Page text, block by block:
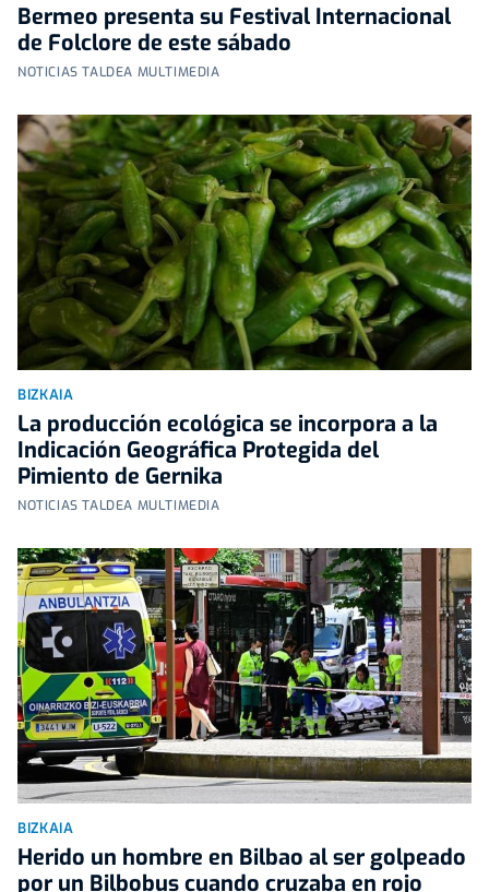
Bermeo presenta su Festival Internacional
de Folclore de este sábado
NOTICIAS TALDEA MULTIMEDIA
BIZKAIA
La producción ecológica se incorpora a la
Indicación Geográfica Protegida del
Pimiento de Gernika
NOTICIAS TALDEA MULTIMEDIA
BIZKAIA
Herido un hombre en Bilbao al ser golpeado
por un Bilbobus cuando cruzaba en rojo